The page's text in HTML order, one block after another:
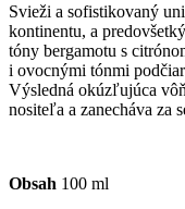
Svieži a sofistikovaný
kontinentu, a
tóny bergamotu s
i ovocnými tónmi
Výsledná okúzľujúca
nositeľa a zanecháva za
Obsah 100 ml